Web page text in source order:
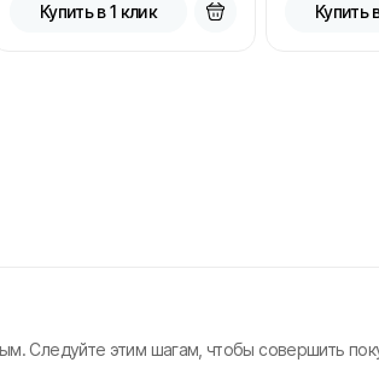
Купить в 1 клик Купить
Следуйте этим шагам, чтобы совершить